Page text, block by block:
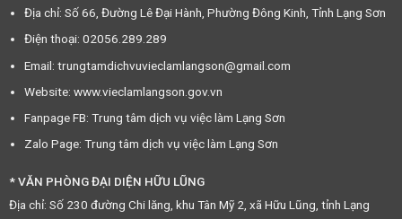
Địa chỉ: Số 66, Đường Lê Đại Hành, Phường Đông Kinh, Tỉnh Lạng Sơn
Điện thoại: 02056.289.289
Email: trungtamdichvuvieclamlangson@gmail.com
Website: www.vieclamlangson.gov.vn
Fanpage FB: Trung tâm dịch vụ việc làm Lạng Sơn
Zalo Page: Trung tâm dịch vụ việc làm Lạng Sơn
* VĂN PHÒNG ĐẠI DIỆN HỮU LŨNG
Địa chỉ: Số 230 đường Chi lăng, khu Tân Mỹ 2, xã Hữu Lũng, tỉnh Lạng